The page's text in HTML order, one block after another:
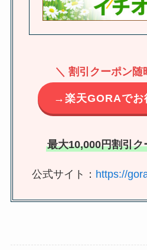
＼ 割引クーポン随
→楽天GORAでお
最大10,000円割引ク
公式サイト： https://